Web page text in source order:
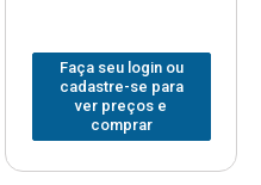
Faça seu login ou
cadastre-se para
ver preços e
comprar